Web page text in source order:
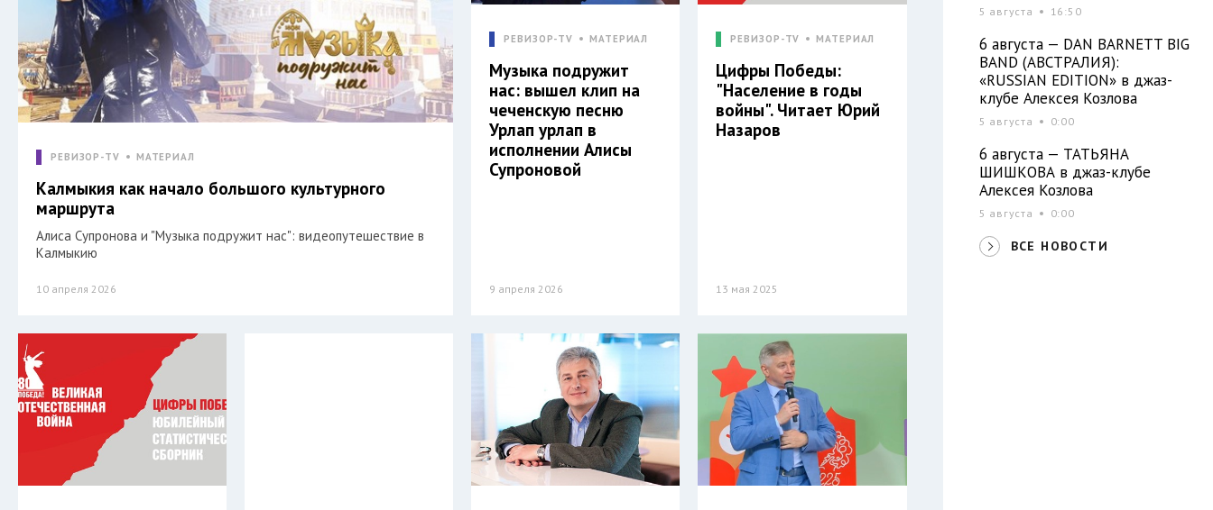
РЕВИЗОР-TV МАТЕРИАЛ
Калмыкия как начало большого культурного
маршрута
Алиса Супронова и "Музыка подружит нас": видеопутешествие в
Калмыкию
10 апреля 2026
РЕВИЗОР-TV МАТЕРИАЛ
Музыка подружит
нас: вышел клип на
чеченскую песню
Урлап урлап в
исполнении Алисы
Супроновой
9 апреля 2026
РЕВИЗОР-TV МАТЕРИАЛ
Цифры Победы:
"Население в годы
войны". Читает Юрий
Назаров
13 мая 2025
5 августа 16:50
6 августа — DAN BARNETT BIG
BAND (АВСТРАЛИЯ):
«RUSSIAN EDITION» в джаз-
клубе Алексея Козлова
5 августа 0:00
6 августа — ТАТЬЯНА
ШИШКОВА в джаз-клубе
Алексея Козлова
5 августа 0:00
ВСЕ НОВОСТИ